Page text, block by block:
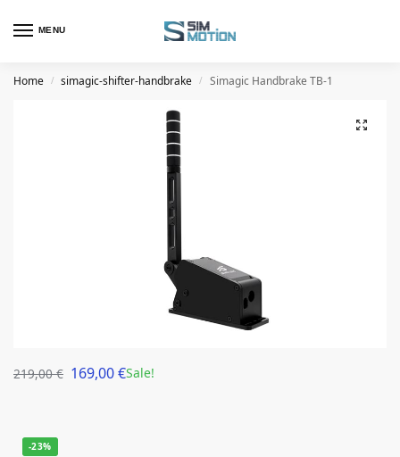
MENU
Home / simagic-shifter-handbrake / Simagic Handbrake TB-1
Sale!
219,00€ 169,00€
-23%